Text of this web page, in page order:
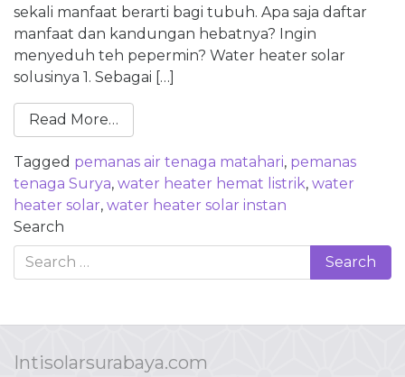
sekali manfaat berarti bagi tubuh. Apa saja daftar
manfaat dan kandungan hebatnya? Ingin
menyeduh teh pepermin? Water heater solar
solusinya 1. Sebagai […]
Read More…
Tagged pemanas air tenaga matahari, pemanas
tenaga Surya, water heater hemat listrik, water
heater solar, water heater solar instan
Search
Intisolarsurabaya.com